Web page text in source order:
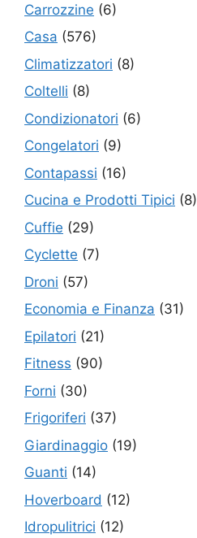
Carrozzine (6)
Casa (576)
Climatizzatori (8)
Coltelli (8)
Condizionatori (6)
Congelatori (9)
Contapassi (16)
Cucina e Prodotti Tipici (8)
Cuffie (29)
Cyclette (7)
Droni (57)
Economia e Finanza (31)
Epilatori (21)
Fitness (90)
Forni (30)
Frigoriferi (37)
Giardinaggio (19)
Guanti (14)
Hoverboard (12)
Idropulitrici (12)